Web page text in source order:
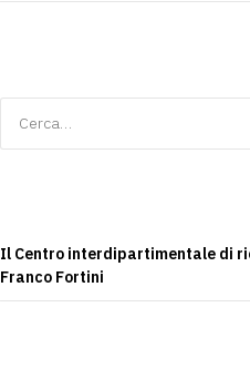
per:
Il Centro interdipartimentale di
Franco Fortini